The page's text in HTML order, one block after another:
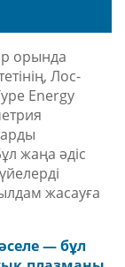
орында
Лос-
Energy
жаңа әдіс
жасауға
— бұл